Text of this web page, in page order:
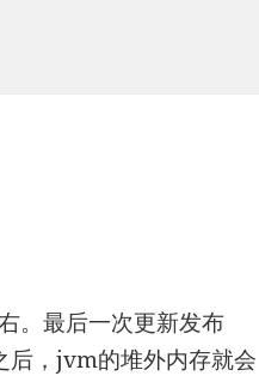
。最后一次更新发布
后，jvm的堆外内存就会